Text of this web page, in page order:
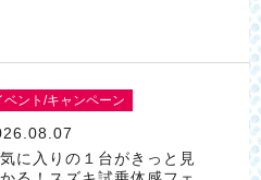
ベント/キャンペーン
に入りの１台がきっと見